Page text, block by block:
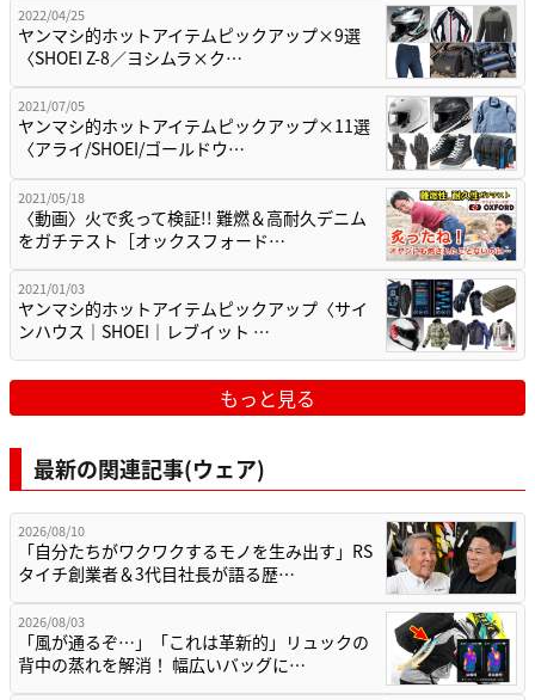
2022/04/25
ヤンマシ的ホットアイテムピックアップ×9選
〈SHOEI Z-8／ヨシムラ×ク…
2021/07/05
ヤンマシ的ホットアイテムピックアップ×11選
〈アライ/SHOEI/ゴールドウ…
2021/05/18
〈動画〉火で炙って検証!! 難燃＆高耐久デニム
をガチテスト［オックスフォード…
2021/01/03
ヤンマシ的ホットアイテムピックアップ〈サイ
ンハウス｜SHOEI｜レブイット …
もっと見る
最新の関連記事(ウェア)
2026/08/10
「自分たちがワクワクするモノを生み出す」RS
タイチ創業者＆3代目社長が語る歴…
2026/08/03
「風が通るぞ…」「これは革新的」リュックの
背中の蒸れを解消！ 幅広いバッグに…